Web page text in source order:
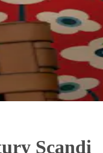
Scandi